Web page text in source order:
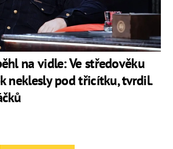
na vidle: Ve středověku
neklesly pod třicítku, tvrdil.